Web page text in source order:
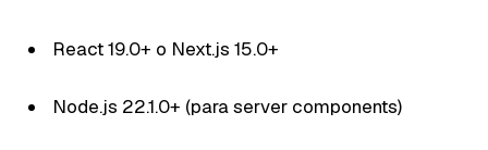
React 19.0+ o Next.js 15.0+
Node.js 22.1.0+ (para server components)